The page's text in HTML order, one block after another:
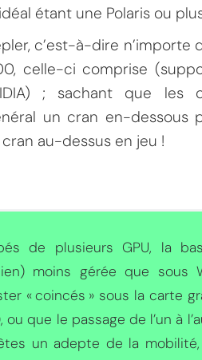
étant une Polaris ou
c’est-à-dire n’importe
celle-ci comprise
; sachant que les
un cran en-dessous
au-dessus en jeu !
de plusieurs GPU, la
moins gérée que sous
« coincés » sous la carte
que le passage de l’un à
un adepte de la